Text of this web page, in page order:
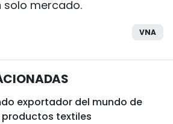
solo mercado.
VNA
exportador del mundo de
textiles